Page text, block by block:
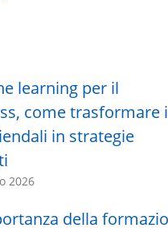
learning per il
come trasformare i
in strategie
2026